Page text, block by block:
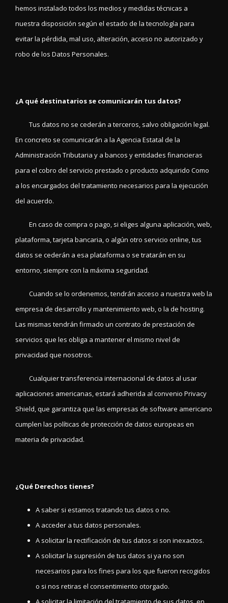
hemos instalado todos los medios y medidas técnicas a
nuestra disposición según el estado de la tecnología para
evitar la pérdida, mal uso, alteración, acceso no autorizado y
robo de los Datos Personales.
¿A qué destinatarios se comunicarán tus datos?
Tus datos no se cederán a terceros, salvo obligación legal.
En concreto se comunicarán a la Agencia Estatal de la
Administración Tributaria y a bancos y entidades financieras
para el cobro del servicio prestado o producto adquirido Como
a los encargados del tratamiento necesarios para la ejecución
del acuerdo.
En caso de compra o pago, si eliges alguna aplicación, web,
plataforma, tarjeta bancaria, o algún otro servicio online, tus
datos se cederán a esa plataforma o se tratarán en su
entorno, siempre con la máxima seguridad.
Cuando se lo ordenemos, tendrán acceso a nuestra web la
empresa de desarrollo y mantenimiento web, o la de hosting.
Las mismas tendrán firmado un contrato de prestación de
servicios que les obliga a mantener el mismo nivel de
privacidad que nosotros.
Cualquier transferencia internacional de datos al usar
aplicaciones americanas, estará adherida al convenio Privacy
Shield, que garantiza que las empresas de software americano
cumplen las políticas de protección de datos europeas en
materia de privacidad.
¿Qué Derechos tienes?
A saber si estamos tratando tus datos o no.
A acceder a tus datos personales.
A solicitar la rectificación de tus datos si son inexactos.
A solicitar la supresión de tus datos si ya no son
necesarios para los fines para los que fueron recogidos
o si nos retiras el consentimiento otorgado.